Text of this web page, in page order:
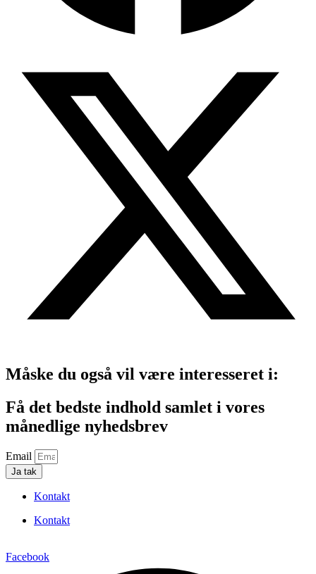
Måske du også vil være interesseret i:
Få det bedste indhold samlet i vores
månedlige nyhedsbrev
Email
Ja tak
Kontakt
Kontakt
Facebook